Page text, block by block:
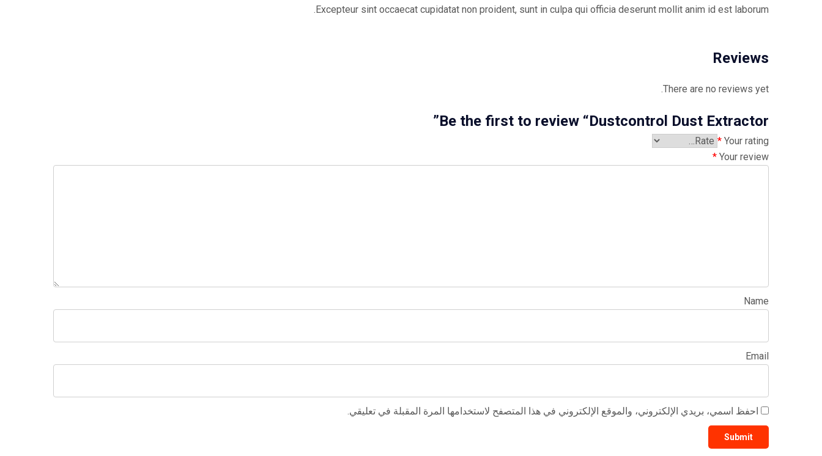
Excepteur sint occaecat cupidatat non proident, sunt in culpa qui officia deserunt mollit anim id est laborum.
Reviews
There are no reviews yet.
Be the first to review “Dustcontrol Dust Extractor”
Your rating
*
Your review
*
Name
Email
احفظ اسمي، بريدي الإلكتروني، والموقع الإلكتروني في هذا المتصفح لاستخدامها المرة المقبلة في تعليقي.